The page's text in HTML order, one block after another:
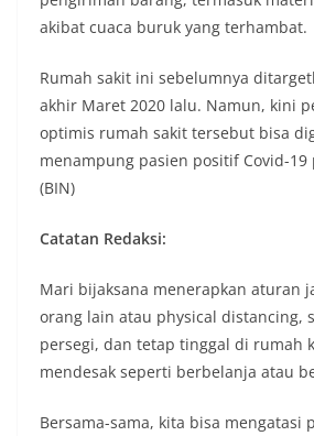
akibat cuaca buruk yang terhambat.
Rumah sakit ini sebelumnya
akhir Maret 2020 lalu. Namun, kini
optimis rumah sakit tersebut bisa
menampung pasien positif Covid-19
(BIN)
Catatan Redaksi:
Mari bijaksana menerapkan aturan
orang lain atau physical distancing,
persegi, dan tetap tinggal di rumah
mendesak seperti berbelanja atau
Bersama-sama, kita bisa mengatasi